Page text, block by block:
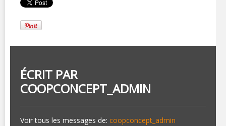
ÉCRIT PAR
COOPCONCEPT_ADMIN
Voir tous les messages de: coopconcept_admin